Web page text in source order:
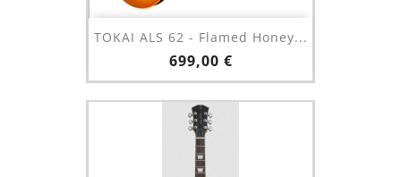
TOKAI ALS 62 - Flamed Honey...
Prix
699,00 €